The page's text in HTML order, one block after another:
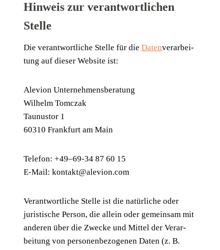
Hinweis zur verantwortlichen
Stelle
Die ver­ant­wort­li­che Stel­le für die Daten­ver­ar­bei­
tung auf die­ser Web­site ist:
Ale­vi­on Unter­neh­mens­be­ra­tung
Wil­helm Tomc­zak
Tau­nus­tor 1
60310 Frank­furt am Main
Tele­fon: +49–69-34 87 60 15
E‑Mail: kontakt@alevion.com
Ver­ant­wort­li­che Stel­le ist die natür­li­che oder
juris­ti­sche Per­son, die allein oder gemein­sam mit
ande­ren über die Zwe­cke und Mit­tel der Ver­ar­
bei­tung von per­so­nen­be­zo­ge­nen Daten (z. B.